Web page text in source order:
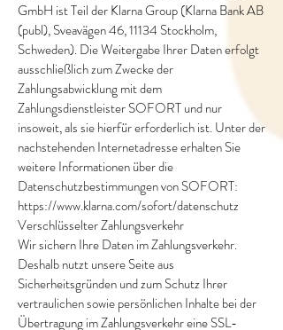
GmbH ist Teil der Klarna Group (Klarna Bank AB
(publ), Sveavägen 46, 11134 Stockholm,
Schweden). Die Weitergabe Ihrer Daten erfolgt
ausschließlich zum Zwecke der
Zahlungsabwicklung mit dem
Zahlungsdienstleister SOFORT und nur
insoweit, als sie hierfür erforderlich ist. Unter der
nachstehenden Internetadresse erhalten Sie
weitere Informationen über die
Datenschutzbestimmungen von SOFORT:
https://www.klarna.com/sofort/datenschutz
Verschlüsselter Zahlungsverkehr
Wir sichern Ihre Daten im Zahlungsverkehr.
Deshalb nutzt unsere Seite aus
Sicherheitsgründen und zum Schutz Ihrer
vertraulichen sowie persönlichen Inhalte bei der
Übertragung im Zahlungsverkehr eine SSL-